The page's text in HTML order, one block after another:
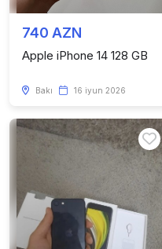
740 AZN
Apple iPhone 14 128 GB
Bakı 16 iyun 2026